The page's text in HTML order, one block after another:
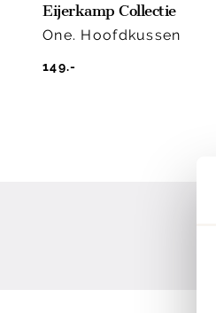
Eijerkamp Collectie
One. Hoofdkussen
149.-